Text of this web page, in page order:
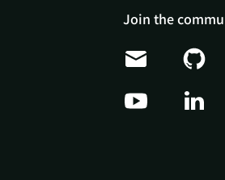
Join the